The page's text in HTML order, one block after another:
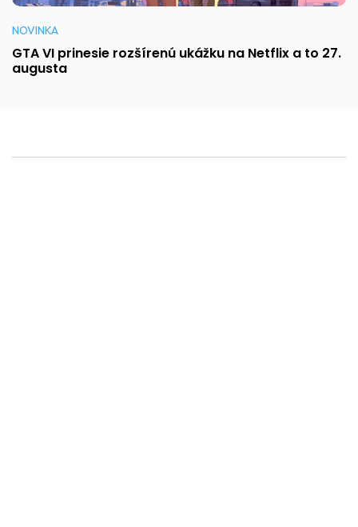
NOVINKA
GTA VI prinesie rozšírenú ukážku na Netflix a to 27.
augusta